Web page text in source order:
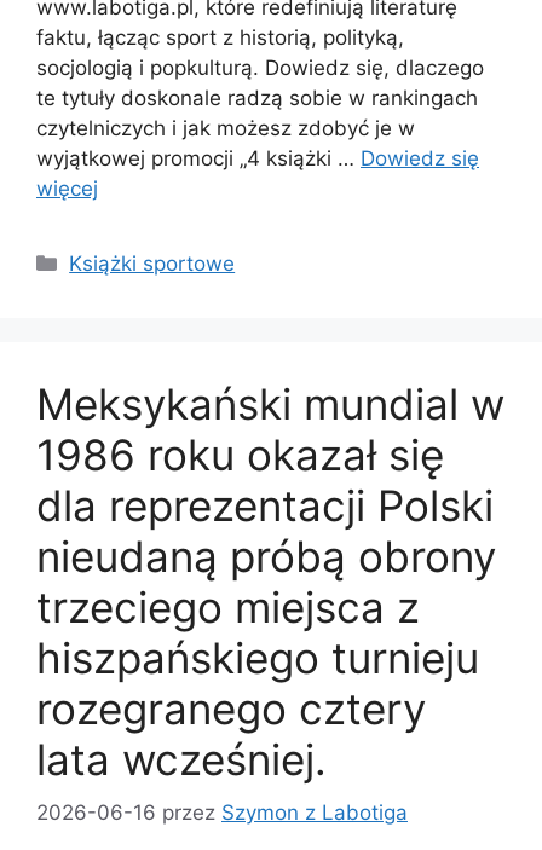
www.labotiga.pl, które redefiniują literaturę
faktu, łącząc sport z historią, polityką,
socjologią i popkulturą. Dowiedz się, dlaczego
te tytuły doskonale radzą sobie w rankingach
czytelniczych i jak możesz zdobyć je w
wyjątkowej promocji „4 książki … Dowiedz się
więcej
Kategorie
Książki sportowe
Meksykański mundial w
1986 roku okazał się
dla reprezentacji Polski
nieudaną próbą obrony
trzeciego miejsca z
hiszpańskiego turnieju
rozegranego cztery
lata wcześniej.
2026-06-16 przez Szymon z Labotiga